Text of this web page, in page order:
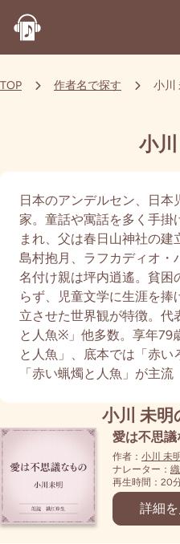
TOP 作者名で探す 小川
小
日本のアンデルセン、日
家。童話や寓話を多く手
まれ、父は春日山神社の
島村抱月、ラフカディオ・
名付け親は坪内逍遙。貧困
らず、児童文学に生涯を
立させた世界観が特徴。代
と人魚※」他多数。享年
と人魚」、底本では「赤
「赤い蝋燭と人魚」が主流
小川 未明
愛は不思議
作者： 小川 未明
ナレーター：
再生時間：20
詳細